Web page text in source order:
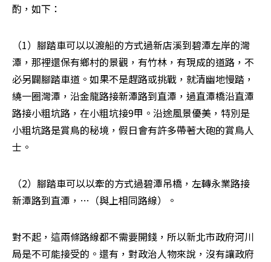
酌，如下：
（1）腳踏車可以以渡船的方式過新店溪到碧潭左岸的灣
潭，那裡還保有鄉村的景觀，有竹林，有現成的道路，不
必另闢腳踏車道。如果不是趕路或挑戰，就清幽地慢踏，
繞一圈灣潭，沿金龍路接新潭路到直潭，過直潭橋沿直潭
路接小粗坑路，在小粗坑接9甲。沿途風景優美，特別是
小粗坑路是賞鳥的秘境，假日會有許多帶著大砲的賞鳥人
士。
（2）腳踏車可以以牽的方式過碧潭吊橋，左轉永業路接
新潭路到直潭，…（與上相同路線）。
對不起，這兩條路線都不需要開錢，所以新北市政府河川
局是不可能接受的。還有，對政治人物來說，沒有讓政府